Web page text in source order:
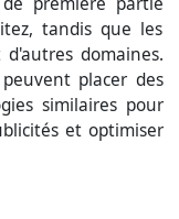
tandis que les
domaines.
placer des
similaires pour
et optimiser